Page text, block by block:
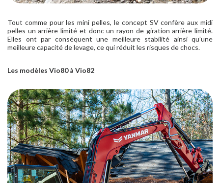
Tout comme pour les mini pelles, le concept SV confère aux midi
pelles un arrière limité et donc un rayon de giration arrière limité.
Elles ont par conséquent une meilleure stabilité ainsi qu’une
meilleure capacité de levage, ce qui réduit les risques de chocs.
Les modèles Vio80 à Vio82